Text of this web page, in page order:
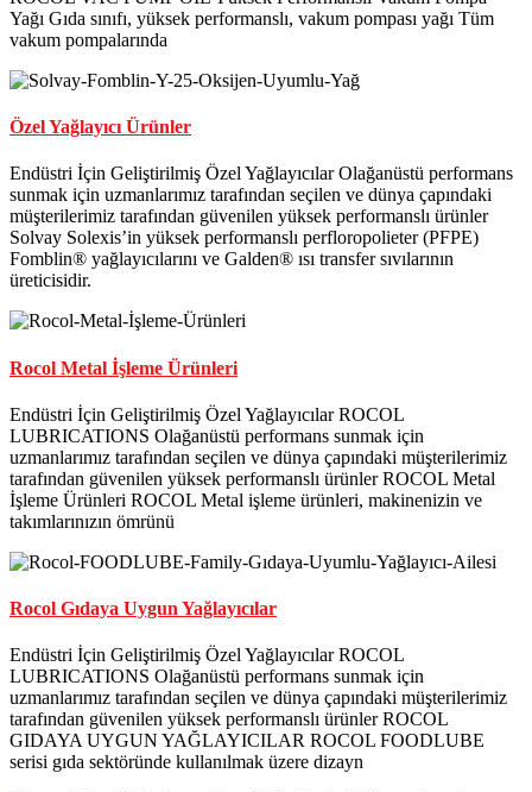
Yağı Gıda sınıfı, yüksek performanslı, vakum pompası yağı Tüm
vakum pompalarında
Özel Yağlayıcı Ürünler
Endüstri İçin Geliştirilmiş Özel Yağlayıcılar Olağanüstü performans
sunmak için uzmanlarımız tarafından seçilen ve dünya çapındaki
müşterilerimiz tarafından güvenilen yüksek performanslı ürünler
Solvay Solexis’in yüksek performanslı perfloropolieter (PFPE)
Fomblin® yağlayıcılarını ve Galden® ısı transfer sıvılarının
üreticisidir.
Rocol Metal İşleme Ürünleri
Endüstri İçin Geliştirilmiş Özel Yağlayıcılar ROCOL
LUBRICATIONS Olağanüstü performans sunmak için
uzmanlarımız tarafından seçilen ve dünya çapındaki müşterilerimiz
tarafından güvenilen yüksek performanslı ürünler ROCOL Metal
İşleme Ürünleri ROCOL Metal işleme ürünleri, makinenizin ve
takımlarınızın ömrünü
Rocol Gıdaya Uygun Yağlayıcılar
Endüstri İçin Geliştirilmiş Özel Yağlayıcılar ROCOL
LUBRICATIONS Olağanüstü performans sunmak için
uzmanlarımız tarafından seçilen ve dünya çapındaki müşterilerimiz
tarafından güvenilen yüksek performanslı ürünler ROCOL
GIDAYA UYGUN YAĞLAYICILAR ROCOL FOODLUBE
serisi gıda sektöründe kullanılmak üzere dizayn